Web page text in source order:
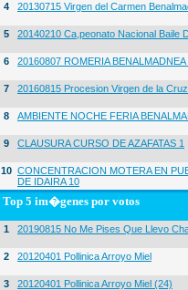
4 20130715 Virgen del Carmen
5 20140210 Ca,peonato Nacional Baile
6 20160807 ROMERIA
7 20160815 Procesion Virgen de la
8 AMBIENTE NOCHE FERIA
9 CLAUSURA CURSO DE AZAFATAS 1
10 CONCENTRACION MOTERA EN
DE IDAIRA 10
Top 5 im�genes por votos
1 20190815 No Me Pises Que Llevo
2 20120401 Pollinica Arroyo Miel
3 20120401 Pollinica Arroyo Miel (24)